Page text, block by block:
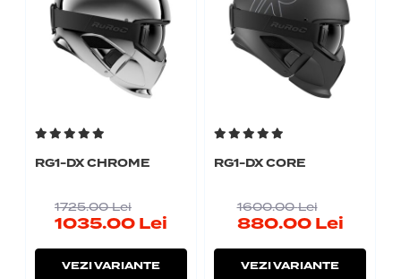
RG1-DX CHROME
1725.00 Lei
1035.00Lei
VEZI VARIANTE
RG1-DX CORE
1600.00 Lei
880.00 Lei
VEZI VARIANTE